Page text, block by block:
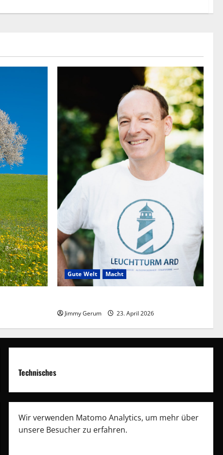
Gute Welt Macht
Jimmy Gerum 23. April 2026
Technisches
Wir verwenden Matomo Analytics, um mehr über
unsere Besucher zu erfahren.